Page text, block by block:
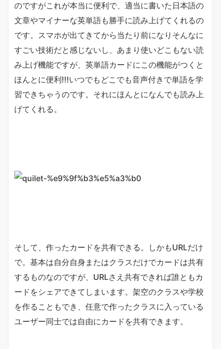
のですがこれが本当に便利で、適当に書いた日本語の
文章やマイナーな英単語も勝手に読み上げてくれるの
です。スマホが出てきてから当たり前になりそんなに
すごい技術だと感じないし、あまり使いどこもない読
み上げ機能ですが、英単語カードにこの機能がつくと
ほんとに便利!!!いつでもどこでも音声付きで単語を学
習できちゃうのです。それにほんとになんでも読み上
げてくれる。
そして、作ったカードを共有できる。しかもURLだけ
で。基本は自分自身またはクラスだけでカードは共有
するものなのですが、URLさえ共有できれば誰ともカ
ードをシェアできてしまいます。架空のクラスや学校
を作ることもでき、任意で作ったクラスに入っている
ユーザー同士では自由にカードを共有できます。